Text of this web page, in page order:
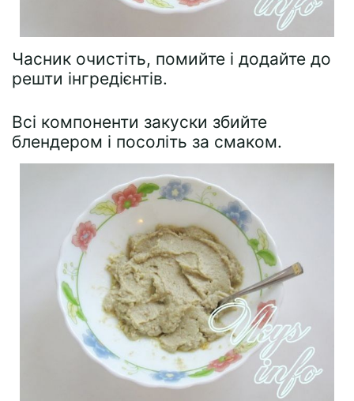
Часник очистіть, помийте і додайте до
решти інгредієнтів.
Всі компоненти закуски збийте
блендером і посоліть за смаком.